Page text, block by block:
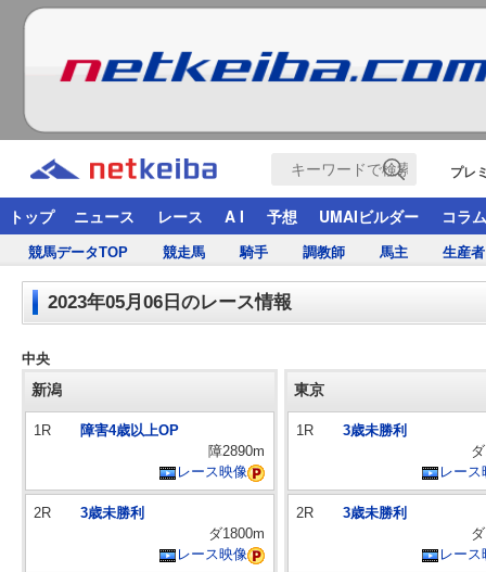
プレ
トップ ニュース レース A I 予想 UMAIビルダー コラム
競馬データTOP 競走馬 騎手 調教師 馬主 生産者
2023年05月06日のレース情報
中央
新潟
1R
障害4歳以上OP
障2890m
レース映像
2R
3歳未勝利
ダ1800m
レース映像
東京
1R
3歳未勝利
レース
2R
3歳未勝利
レース